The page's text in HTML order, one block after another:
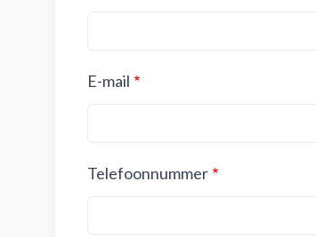
E-mail
Telefoonnummer